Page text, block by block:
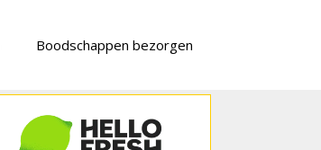
Boodschappen bezorgen